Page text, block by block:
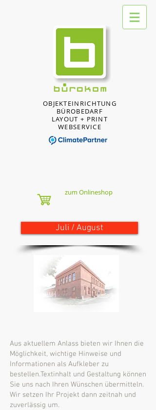
OBJEKTEINRICHTUNG
BÜROBEDARF
LAYOUT + PRINT
WEBSERVICE
zum Onlineshop
Juli / August
Aus aktuellem Anlass bieten wir Ihnen die
Möglichkeit, wichtige Hinweise und
Informationen als Aufkleber zu
bestellen.Textinhalt und Gestaltung können
Sie uns nach Ihren Wünschen übermitteln.
Wir setzen Ihr Projekt dann zeitnah und
zuverlässig um.